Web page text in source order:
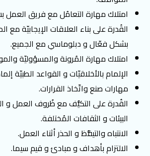
امتلاك مهارة التعامُل مع فريق
القُدرة على بناء العلاقات الإيجابيّة مع
بشكل فعّال و دبلوماسي مع الجميع.
امتلاك مهارة المُرونة والمسؤوليّة
الإلمام بالأخلاقيّات و القواعد الطبيّة
مهارات صنع واتّخاذ القرارات.
القُدرة على التكيُّف مع ظُروف العمل و
البيئات و الثقافات المُختلفة.
الانتباه والتيقُّظ و الحذر أثناء العمل.
الالتزام بأهداف و مبادئ و قيم سيما.